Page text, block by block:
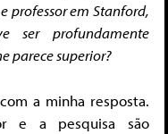
professor em Stanford,
ser profundamente
parece superior?
a minha resposta.
e a pesquisa são